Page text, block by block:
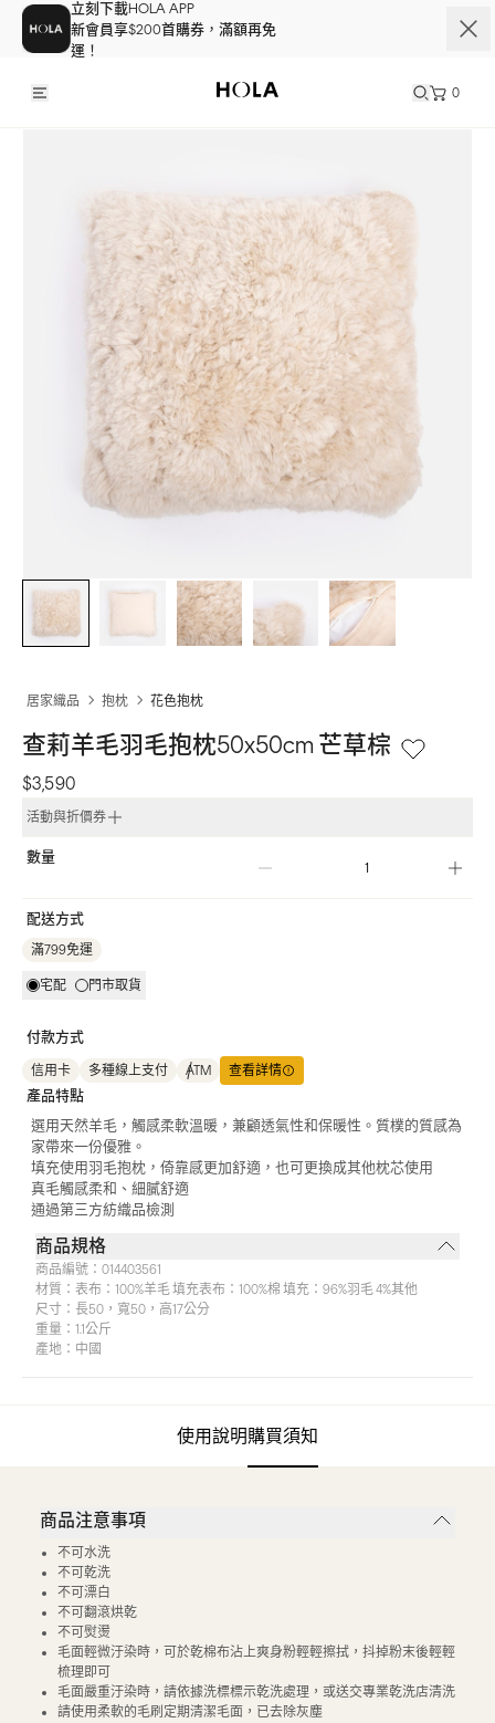
立刻下載HOLA APP
新會員享$200首購券，滿額再免
運！
0
居家織品 抱枕 花色抱枕
查莉羊毛羽毛抱枕50x50cm 芒草棕
$3,590
活動與折價券
數量
配送方式
滿799免運
宅配 門市取貨
付款方式
信用卡 多種線上支付 ATM 查看詳情
產品特點
選用天然羊毛，觸感柔軟溫暖，兼顧透氣性和保暖性。質樸的質感為
家帶來一份優雅。
填充使用羽毛抱枕，倚靠感更加舒適，也可更換成其他枕芯使用
真毛觸感柔和、細膩舒適
通過第三方紡織品檢測
商品規格
商品編號： 014403561
材質： 表布：100%羊毛 填充表布：100%棉 填充：96%羽毛 4%其他
尺寸： 長50，寬50，高17公分
重量： 1.1公斤
產地： 中國
使用說明購買須知
商品注意事項
不可水洗
不可乾洗
不可漂白
不可翻滾烘乾
不可熨燙
毛面輕微汙染時，可於乾棉布沾上爽身粉輕輕擦拭，抖掉粉末後輕輕
梳理即可
毛面嚴重汙染時，請依據洗標標示乾洗處理，或送交專業乾洗店清洗
請使用柔軟的毛刷定期清潔毛面，已去除灰塵